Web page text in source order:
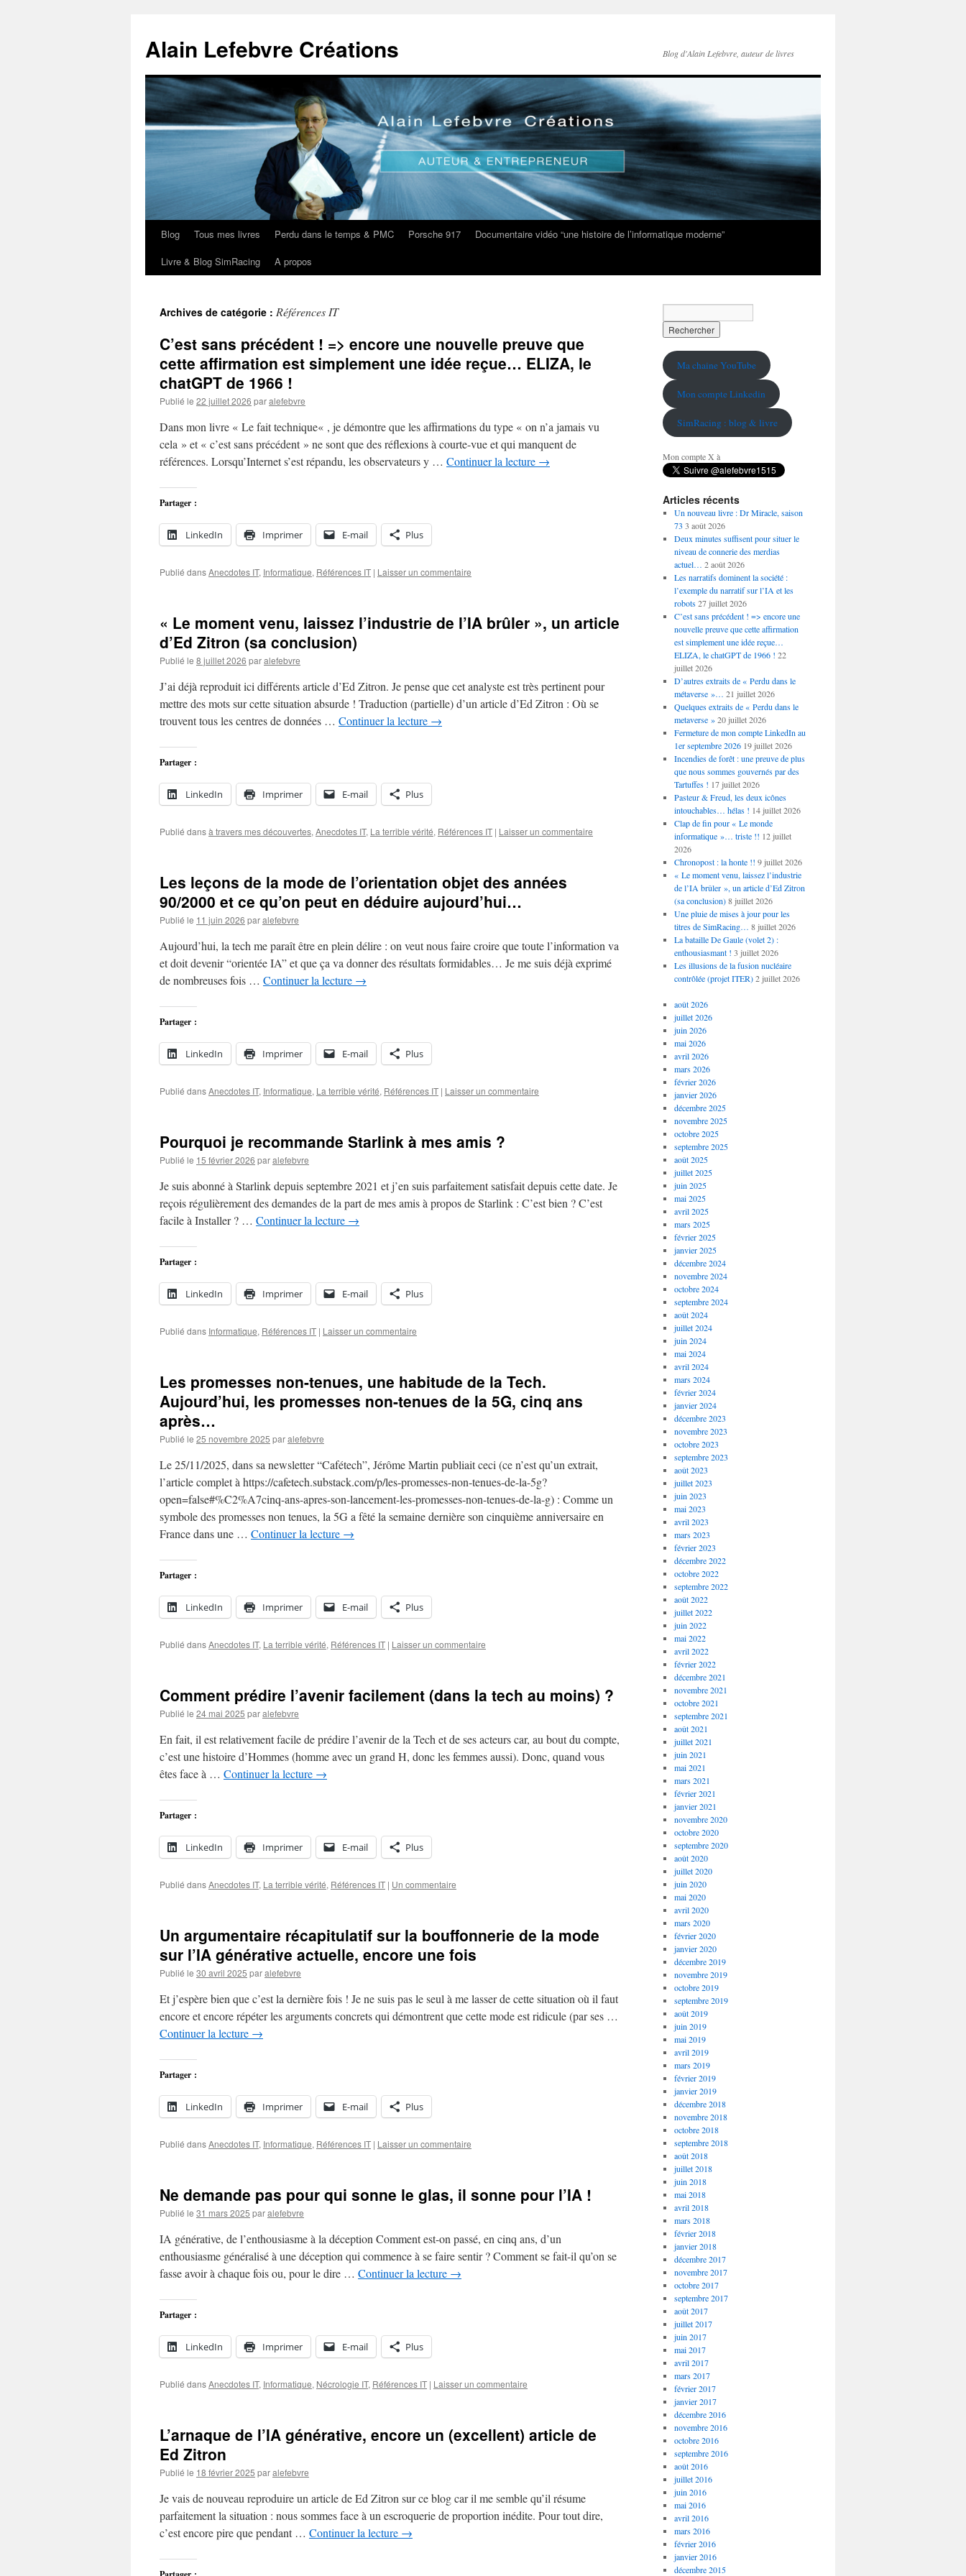
contenu
Alain Lefebvre Créations Blog d'Alain Lefebvre, auteur de livres
Blog Tous mes livres Perdu dans le temps & PMC Porsche 917
Documentaire vidéo “une histoire de l’informatique moderne”
Livre & Blog SimRacing
A propos
Archives de catégorie : Références IT
C’est sans précédent ! => encore une nouvelle preuve que
cette affirmation est simplement une idée reçue… ELIZA, le
chatGPT de 1966 !
Publié le 22 juillet 2026 paralefebvre
Dans mon livre « Le fait technique« , je démontre que les affirmations du type « on n’a jamais vu
cela » et « c’est sans précédent » ne sont que des réflexions à courte-vue et qui manquent de
références. Lorsqu’Internet s’est répandu, les observateurs y … Continuer la lecture →
Partager :
LinkedIn Imprimer E-mail Plus
Publié dansAnecdotes IT, Informatique, Références IT | Laisser un commentaire
« Le moment venu, laissez l’industrie de l’IA brûler », un article
d’Ed Zitron (sa conclusion)
Publié le 8 juillet 2026 paralefebvre
J’ai déjà reproduit ici différents article d’Ed Zitron. Je pense que cet analyste est très pertinent pour
mettre des mots sur cette situation absurde ! Traduction (partielle) d’un article d’Ed Zitron : Où se
trouvent tous les centres de données … Continuer la lecture →
Partager :
LinkedIn Imprimer E-mail Plus
Publié dansà travers mes découvertes, Anecdotes IT, La terrible vérité, Références IT | Laisser un commentaire
Les leçons de la mode de l’orientation objet des années
90/2000 et ce qu’on peut en déduire aujourd’hui…
Publié le 11 juin 2026 paralefebvre
Aujourd’hui, la tech me paraît être en plein délire : on veut nous faire croire que toute l’information va
et doit devenir “orientée IA” et que ça va donner des résultats formidables… Je me suis déjà exprimé
de nombreuses fois … Continuer la lecture →
Partager :
LinkedIn Imprimer E-mail Plus
Publié dansAnecdotes IT, Informatique, La terrible vérité, Références IT | Laisser un commentaire
Pourquoi je recommande Starlink à mes amis ?
Publié le 15 février 2026 paralefebvre
Je suis abonné à Starlink depuis septembre 2021 et j’en suis parfaitement satisfait depuis cette date. Je
reçois régulièrement des demandes de la part de mes amis à propos de Starlink : C’est bien ? C’est
facile à Installer ? … Continuer la lecture →
Partager :
LinkedIn Imprimer E-mail Plus
Publié dans Informatique, Références IT | Laisser un commentaire
Les promesses non-tenues, une habitude de la Tech.
Aujourd’hui, les promesses non-tenues de la 5G, cinq ans
après…
Publié le 25 novembre 2025 paralefebvre
Le 25/11/2025, dans sa newsletter “Cafétech”, Jérôme Martin publiait ceci (ce n’est qu’un extrait,
l’article complet à https://cafetech.substack.com/p/les-promesses-non-tenues-de-la-5g?
open=false#%C2%A7cinq-ans-apres-son-lancement-les-promesses-non-tenues-de-la-g) : Comme un
symbole des promesses non tenues, la 5G a fêté la semaine dernière son cinquième anniversaire en
France dans une … Continuer la lecture →
Partager :
LinkedIn Imprimer E-mail Plus
Publié dansAnecdotes IT, La terrible vérité, Références IT | Laisser un commentaire
Comment prédire l’avenir facilement (dans la tech au moins) ?
Publié le 24 mai 2025 paralefebvre
En fait, il est relativement facile de prédire l’avenir de la Tech et de ses acteurs car, au bout du compte,
c’est une histoire d’Hommes (homme avec un grand H, donc les femmes aussi). Donc, quand vous
êtes face à … Continuer la lecture →
Partager :
LinkedIn Imprimer E-mail Plus
Publié dansAnecdotes IT, La terrible vérité, Références IT | Un commentaire
Un argumentaire récapitulatif sur la bouffonnerie de la mode
sur l’IA générative actuelle, encore une fois
Publié le 30 avril 2025 paralefebvre
Et j’espère bien que c’est la dernière fois ! Je ne suis pas le seul à me lasser de cette situation où il faut
encore et encore répéter les arguments concrets qui démontrent que cette mode est ridicule (par ses …
Continuer la lecture →
Partager :
LinkedIn Imprimer E-mail Plus
Publié dansAnecdotes IT, Informatique, Références IT | Laisser un commentaire
Ne demande pas pour qui sonne le glas, il sonne pour l’IA !
Publié le 31 mars 2025 paralefebvre
IA générative, de l’enthousiasme à la déception Comment est-on passé, en cinq ans, d’un
enthousiasme généralisé à une déception qui commence à se faire sentir ? Comment se fait-il qu’on se
fasse avoir à chaque fois ou, pour le dire … Continuer la lecture →
Partager :
LinkedIn Imprimer E-mail Plus
Publié dansAnecdotes IT, Informatique, Nécrologie IT, Références IT | Laisser un commentaire
L’arnaque de l’IA générative, encore un (excellent) article de
Ed Zitron
Publié le 18 février 2025 paralefebvre
Je vais de nouveau reproduire un article de Ed Zitron sur ce blog car il me semble qu’il résume
parfaitement la situation : nous sommes face à un escroquerie de proportion inédite. Pour tout dire,
c’est encore pire que pendant … Continuer la lecture →
Ma chaine YouTube
Mon compte Linkedin
SimRacing : blog & livre
Mon compte X à
Articles récents
Un nouveau livre : Dr Miracle, saison
73 3 août 2026
Deux minutes suffisent pour situer le
niveau de connerie des merdias
actuel… 2 août 2026
Les narratifs dominent la société :
l’exemple du narratif sur l’IA et les
robots 27 juillet 2026
C’est sans précédent ! => encore une
nouvelle preuve que cette affirmation
est simplement une idée reçue…
ELIZA, le chatGPT de 1966 ! 22
juillet 2026
D’autres extraits de « Perdu dans le
métaverse »… 21 juillet 2026
Quelques extraits de « Perdu dans le
metaverse » 20 juillet 2026
Fermeture de mon compte LinkedIn au
1er septembre 2026 19 juillet 2026
Incendies de forêt : une preuve de plus
que nous sommes gouvernés par des
Tartuffes ! 17 juillet 2026
Pasteur & Freud, les deux icônes
intouchables… hélas ! 14 juillet 2026
Clap de fin pour « Le monde
informatique »… triste !! 12 juillet
2026
Chronopost : la honte !! 9 juillet 2026
« Le moment venu, laissez l’industrie
de l’IA brûler », un article d’Ed Zitron
(sa conclusion) 8 juillet 2026
Une pluie de mises à jour pour les
titres de SimRacing… 8 juillet 2026
La bataille De Gaule (volet 2) :
enthousiasmant ! 3 juillet 2026
Les illusions de la fusion nucléaire
contrôlée (projet ITER) 2 juillet 2026
août 2026
juillet 2026
juin 2026
mai 2026
avril 2026
mars 2026
février 2026
janvier 2026
décembre 2025
novembre 2025
octobre 2025
septembre 2025
août 2025
juillet 2025
juin 2025
mai 2025
avril 2025
mars 2025
février 2025
janvier 2025
décembre 2024
novembre 2024
octobre 2024
septembre 2024
août 2024
juillet 2024
juin 2024
mai 2024
avril 2024
mars 2024
février 2024
janvier 2024
décembre 2023
novembre 2023
octobre 2023
septembre 2023
août 2023
juillet 2023
juin 2023
mai 2023
avril 2023
mars 2023
février 2023
décembre 2022
octobre 2022
septembre 2022
août 2022
juillet 2022
juin 2022
mai 2022
avril 2022
février 2022
décembre 2021
novembre 2021
octobre 2021
septembre 2021
août 2021
juillet 2021
juin 2021
mai 2021
mars 2021
février 2021
janvier 2021
novembre 2020
octobre 2020
septembre 2020
août 2020
juillet 2020
juin 2020
mai 2020
avril 2020
mars 2020
février 2020
janvier 2020
décembre 2019
novembre 2019
octobre 2019
septembre 2019
août 2019
juin 2019
mai 2019
avril 2019
mars 2019
février 2019
janvier 2019
décembre 2018
novembre 2018
octobre 2018
septembre 2018
août 2018
juillet 2018
juin 2018
mai 2018
avril 2018
mars 2018
février 2018
janvier 2018
décembre 2017
novembre 2017
octobre 2017
septembre 2017
août 2017
juillet 2017
juin 2017
mai 2017
avril 2017
mars 2017
février 2017
janvier 2017
décembre 2016
novembre 2016
octobre 2016
septembre 2016
août 2016
juillet 2016
juin 2016
mai 2016
avril 2016
mars 2016
février 2016
janvier 2016
décembre 2015